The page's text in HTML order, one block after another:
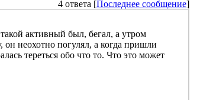
4 ответа [Последнее сообщение]
активный был, бегал, а утром
неохотно погулял, а когда пришли
тереться обо что то. Что это может